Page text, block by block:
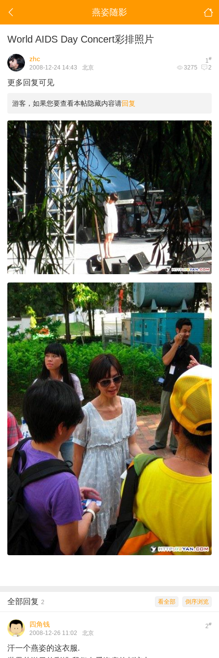
燕姿随影
World AIDS Day Concert彩排照片
1#
zhc
3275 2
2008-12-24 14:43 北京
更多回复可见
游客，如果您要查看本帖隐藏内容请回复
倒序浏览
看全部
全部回复 2
2#
四角钱
2008-12-26 11:02 北京
汗一个燕姿的这衣服.